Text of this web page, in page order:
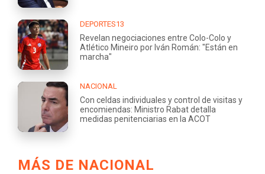
DEPORTES13
Revelan negociaciones entre Colo-Colo y
Atlético Mineiro por Iván Román: "Están en
marcha"
NACIONAL
Con celdas individuales y control de visitas y
encomiendas: Ministro Rabat detalla
medidas penitenciarias en la ACOT
MÁS DE NACIONAL